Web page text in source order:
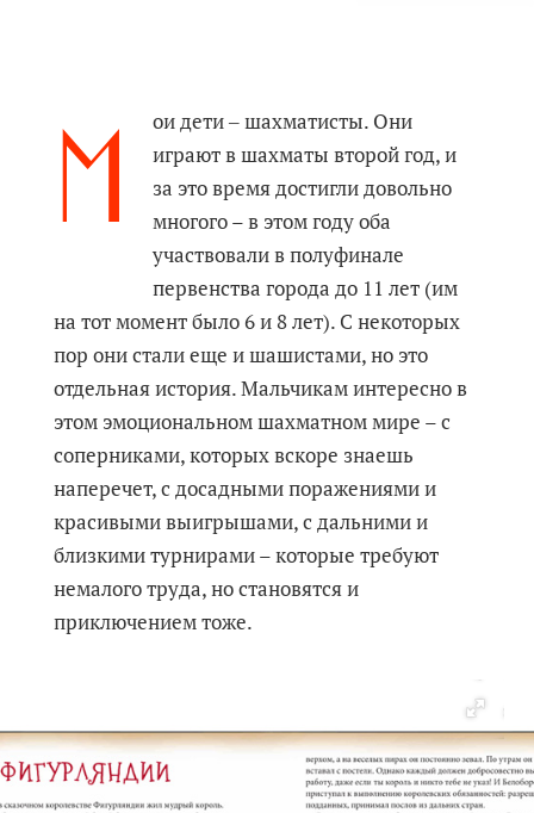
М
ои дети ‒ шахматисты. Они
играют в шахматы второй год, и
за это время достигли довольно
многого – в этом году оба
участвовали в полуфинале
первенства города до 11 лет (им
на тот момент было 6 и 8 лет). С некоторых
пор они стали еще и шашистами, но это
отдельная история. Мальчикам интересно в
этом эмоциональном шахматном мире – с
соперниками, которых вскоре знаешь
наперечет, с досадными поражениями и
красивыми выигрышами, с дальними и
близкими турнирами – которые требуют
немалого труда, но становятся и
приключением тоже.